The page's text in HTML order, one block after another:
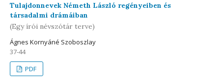
Tulajdonnevek Németh László regényeiben és
társadalmi drámáiban
(Egy írói névszótár terve)
Ágnes Kornyáné Szoboszlay
37-44
PDF